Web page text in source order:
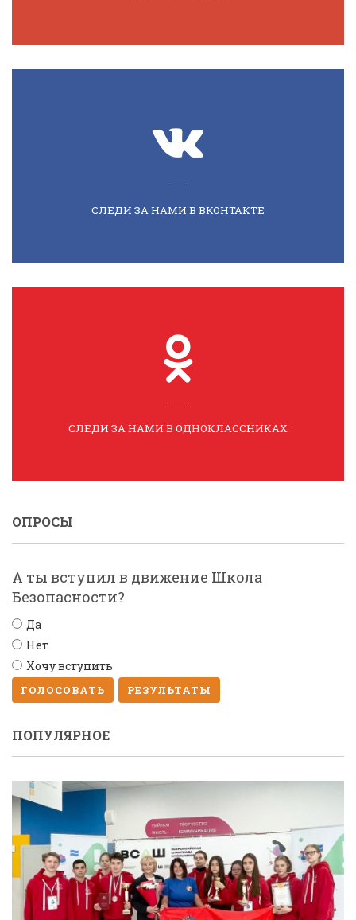
СЛЕДИ ЗА НАМИ В ВКОНТАКТЕ
СЛЕДИ ЗА НАМИ В ОДНОКЛАССНИКАХ
ОПРОСЫ
А ты вступил в движение Школа
Безопасности?
Да
Нет
Хочу вступить
ГОЛОСОВАТЬ РЕЗУЛЬТАТЫ
ПОПУЛЯРНОЕ